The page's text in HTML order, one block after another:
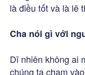
là điều tốt và là lẽ
Cha nói gì với
Dĩ nhiên không ai
chúng ta chạm